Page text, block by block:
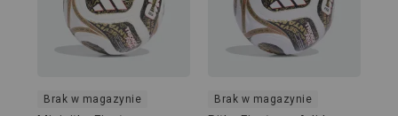
Brak w magazynie Brak w magazynie